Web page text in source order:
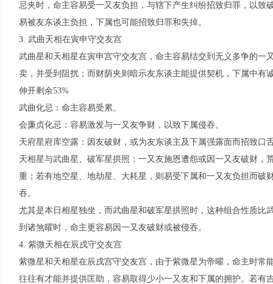
忌夹时，命主容易受一又友负担，与辖下产生纠纷招致归罪，以致
易被友东谈主负担，下属也可能招致归罪和失掉。
3. 武曲天相在寅申守交友宫
武曲星和天相星在寅申宫守交友宫，命主容易结交到无义多争的一
卖，并受到阻扰；而财荫夹则暗示友东谈主能提供契机，下属中有
伸开剩余53%
武曲化忌：命主容易受累。
会廉贞化忌：容易激发与一又友争财，以致下属侵吞。
天府星府库空露：因友破财，或为友东谈主及下属强露面而招致口
天相星与武曲星、破军星拱照：一又友施恩遭怨或因一又友破财，
重；若有地空星、地劫星、大耗星，则易受下属和一又友负担而破
吞。
尤其是本日相星独坐，而武曲星和破军星拱照时，这种组合性质比
到诸煞曜时，命主更容易因一又友破财或被侵吞。
4. 紫微天相在辰戌守交友宫
紫微星和天相星在辰戌宫守交友宫，由于紫微星为帝曜，命主时常
往往有才能并提供匡助，容易取得少小一又友和下属的拥护。若有